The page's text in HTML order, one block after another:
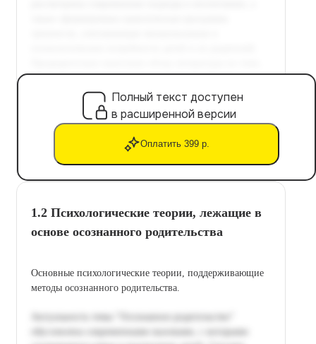
Полный текст доступен
в расширенной версии
Оплатить 399 р.
1.2 Психологические теории, лежащие в
основе осознанного родительства
Основные психологические теории, поддерживающие
методы осознанного родительства.